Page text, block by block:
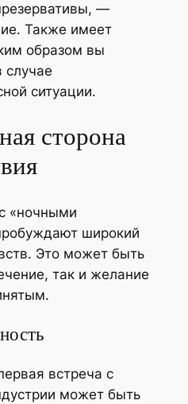
—
Также имеет
образом вы
случае
ситуации.
сторона
«ночными
широкий
Это может быть
так и желание
встреча с
может быть